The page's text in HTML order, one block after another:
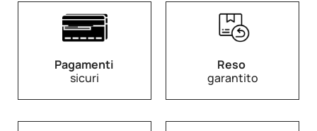
Pagamenti
sicuri
Reso
garantito